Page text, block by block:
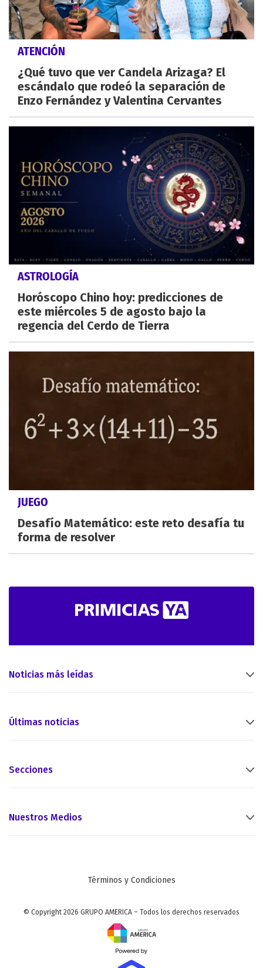
ATENCIÓN
¿Qué tuvo que ver Candela Arizaga? El
escándalo que rodeó la separación de
Enzo Fernández y Valentina Cervantes
ASTROLOGÍA
Horóscopo Chino hoy: predicciones de
este miércoles 5 de agosto bajo la
regencia del Cerdo de Tierra
JUEGO
Desafío Matemático: este reto desafía tu
forma de resolver
Noticias más leídas
Últimas noticias
Secciones
Nuestros Medios
Términos y Condiciones
© Copyright 2026 GRUPO AMERICA – Todos los derechos reservados